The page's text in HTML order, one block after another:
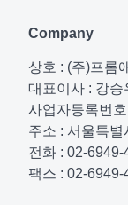
Company
상호 : (주)프롬
대표이사 : 강승
사업자등록번
주소 : 서울특
전화 : 02-6949-
팩스 : 02-6949-